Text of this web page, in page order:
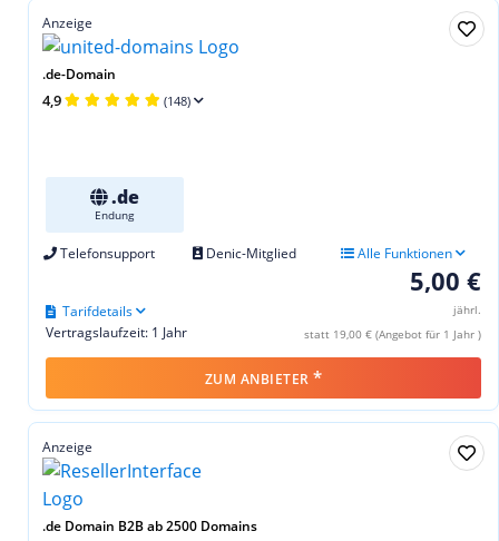
Anzeige
.de-Domain
4,9 (148)
.de
Endung
Telefonsupport Denic-Mitglied Alle Funktionen
5,00 €
jährl.
statt 19,00 € (Angebot für 1 Jahr )
Vertragslaufzeit: 1 Jahr
Tarifdetails
ZUM ANBIETER *
Anzeige
.de Domain B2B ab 2500 Domains